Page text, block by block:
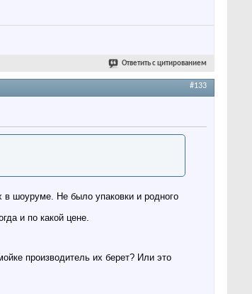
Ответить с цитированием
#133
в шоуруме. Не было упаковки и родного
и по какой цене.
производитель их берет? Или это